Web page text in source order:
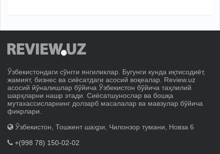
Ўзбекистондаги сўнгги янгиликлар. Бугунги кунда иқтисодиёт,
жамият, бизнес ва сиёсатдаги асосий воқеалар. Review.uz
асосий йўналишлар бўйича Ўзбекистон бўйича таҳлилий
шарҳларни нашр этади. Сиёсатшунослар ва бошқа
мутахассисларнинг долзарб масалалар ва мавзулар бўйича
фикрлари.
Ўзбекистон, Тошкент шаҳри, Чилонзор тумани, Новза 6
+(998 78) 150-02-02